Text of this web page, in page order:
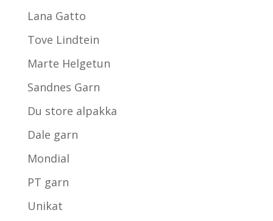
Lana Gatto
Tove Lindtein
Marte Helgetun
Sandnes Garn
Du store alpakka
Dale garn
Mondial
PT garn
Unikat